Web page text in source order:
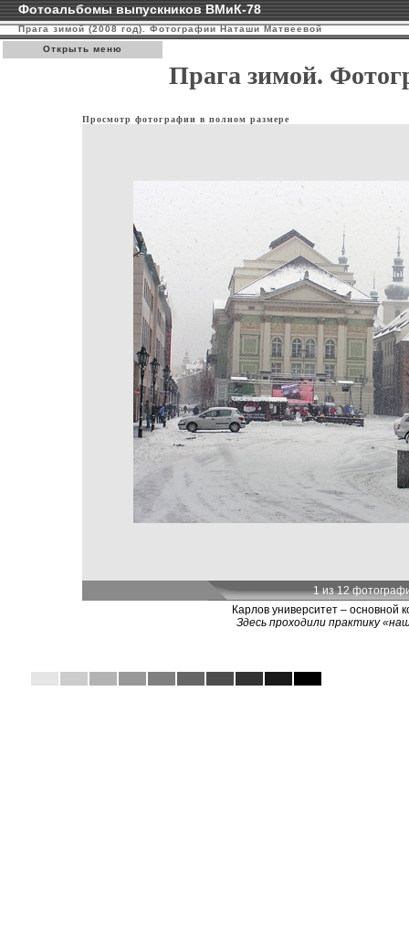
Фотоальбомы выпускников ВМиК-78
Прага зимой (2008 год). Фотографии Наташи Матвеевой
Прага зимой.
Открыть меню
Просмотр фотографии в полном размере
1 из 12
Карлов университет – основной
Здесь проходили практику